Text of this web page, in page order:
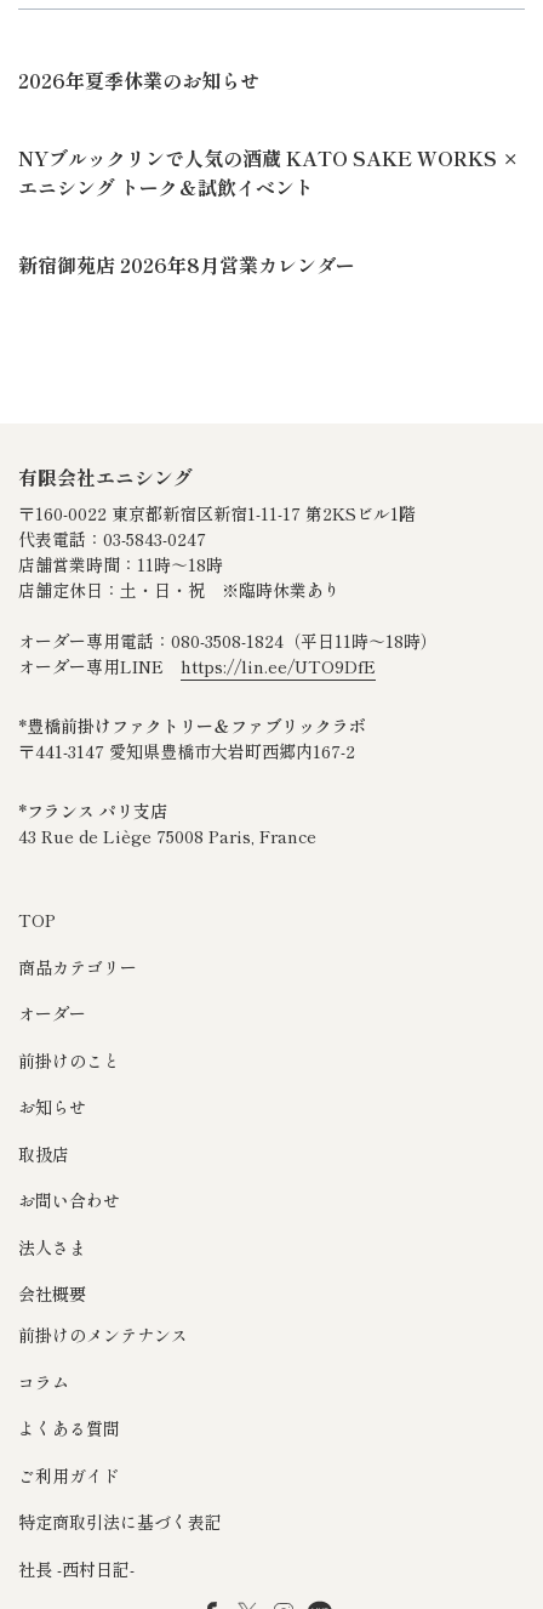
2026年夏季休業のお知らせ
NYブルックリンで人気の酒蔵 KATO SAKE WORKS ×
エニシング トーク＆試飲イベント
新宿御苑店 2026年8月営業カレンダー
有限会社エニシング
〒160-0022 東京都新宿区新宿1-11-17 第2KSビル1階
代表電話：03-5843-0247
店舗営業時間：11時～18時
店舗定休日：土・日・祝 ※臨時休業あり
オーダー専用電話：080‐3508‐1824（平日11時～18時）
オーダー専用LINE https://lin.ee/UTO9DfE
*豊橋前掛けファクトリー＆ファブリックラボ
〒441-3147 愛知県豊橋市大岩町西郷内167-2
*フランス パリ支店
43 Rue de Liège 75008 Paris, France
TOP
商品カテゴリー
オーダー
前掛けのこと
お知らせ
取扱店
お問い合わせ
法人さま
会社概要
前掛けのメンテナンス
コラム
よくある質問
ご利用ガイド
特定商取引法に基づく表記
社長 -西村日記-